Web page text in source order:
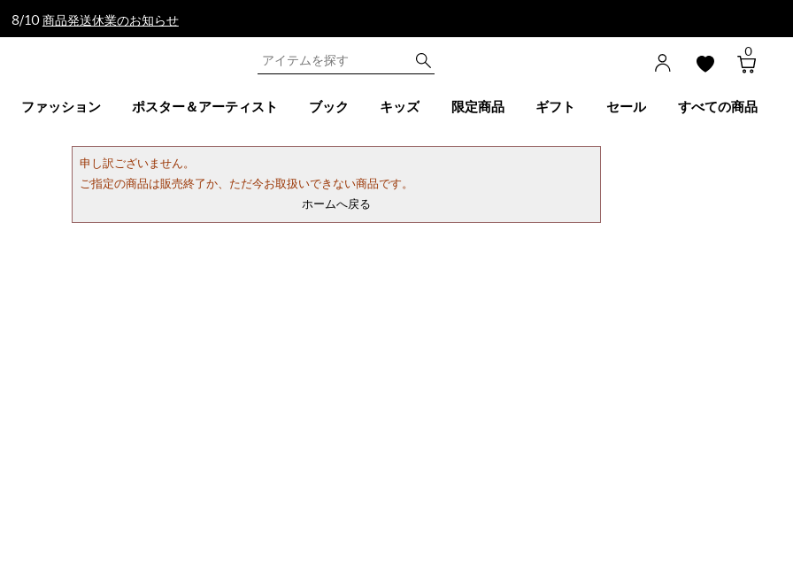
8/10 商品発送休業のお知らせ
0
ファッション ポスター＆アーティスト ブック キッズ 限定商品 ギフト セール すべての商品
申し訳ございません。
ご指定の商品は販売終了か、ただ今お取扱いできない商品です。
ホームへ戻る